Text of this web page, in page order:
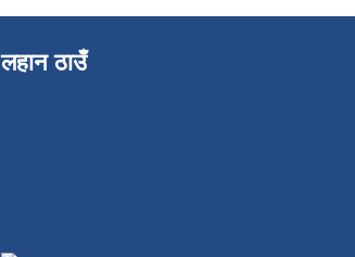
लहान ठाउँ